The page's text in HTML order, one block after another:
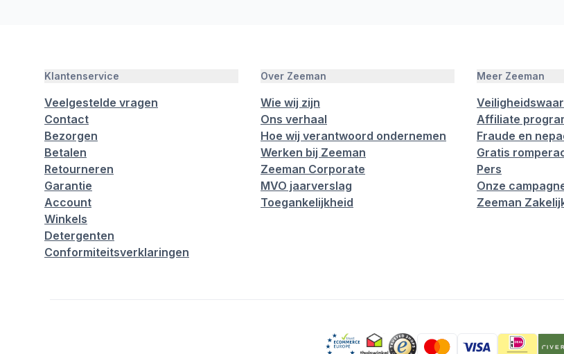
Klantenservice
Veelgestelde vragen
Contact
Bezorgen
Betalen
Retourneren
Garantie
Account
Winkels
Detergenten
Conformiteitsverklaringen
Over Zeeman
Wie wij zijn
Ons verhaal
Hoe wij verantwoord ondernemen
Werken bij Zeeman
Zeeman Corporate
MVO jaarverslag
Toegankelijkheid
Meer Zeeman
Affiliate
Fraude en
Gratis
Pers
Onze
Zeeman